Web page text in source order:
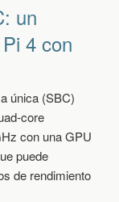
un
4 con
única (SBC)
core
con una GPU
puede
de rendimiento